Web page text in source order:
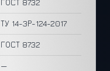
ГОСТ 8732
ТУ 14-3Р-124-2017
ГОСТ 8732
—